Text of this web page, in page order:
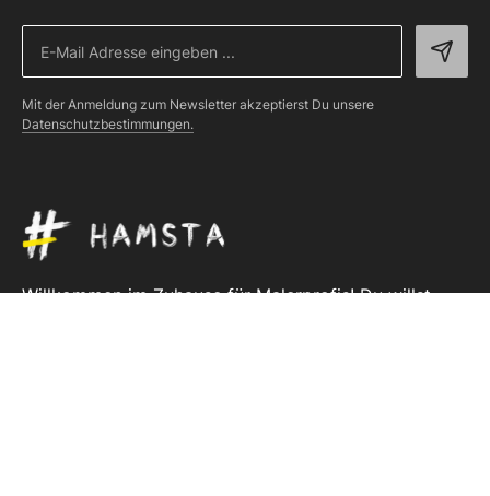
Mit der Anmeldung zum Newsletter akzeptierst Du unsere
Datenschutzbestimmungen.
Willkommen im Zuhause für Malerprofis! Du willst